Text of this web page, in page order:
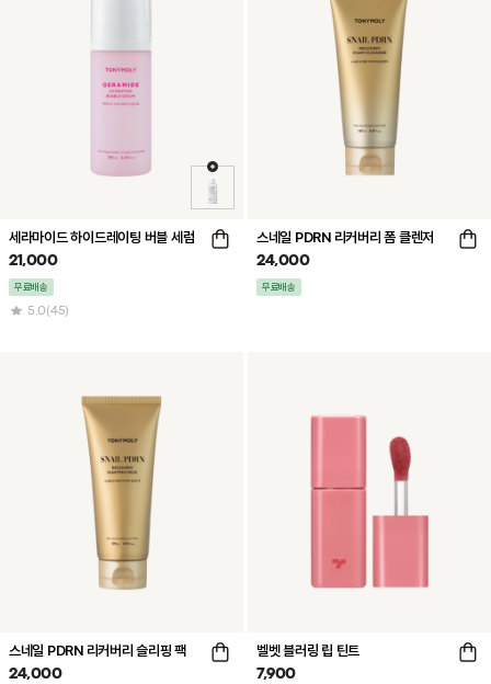
세라마이드 하이드레이팅 버블 세럼
21,000
무료배송
5.0 (45)
스네일 PDRN 리커버리 폼 클렌저
24,000
무료배송
스네일 PDRN 리커버리 슬리핑 팩
24,000
벨벳 블러링 립 틴트
7,900